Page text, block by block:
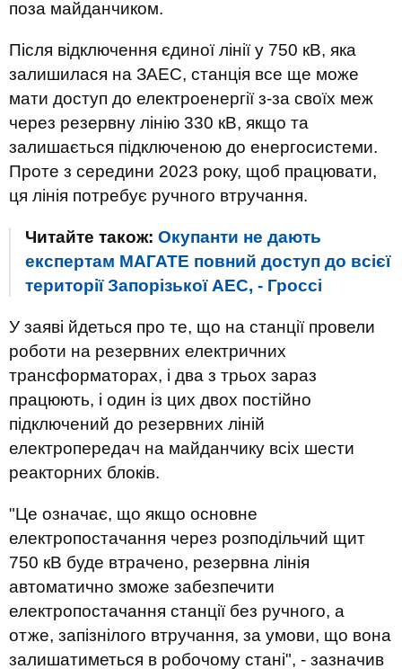
поза майданчиком.
Після відключення єдиної лінії у 750 кВ, яка
залишилася на ЗАЕС, станція все ще може
мати доступ до електроенергії з-за своїх меж
через резервну лінію 330 кВ, якщо та
залишається підключеною до енергосистеми.
Проте з середини 2023 року, щоб працювати,
ця лінія потребує ручного втручання.
Читайте також: Окупанти не дають
експертам МАГАТЕ повний доступ до всієї
території Запорізької АЕС, - Гроссі
У заяві йдеться про те, що на станції провели
роботи на резервних електричних
трансформаторах, і два з трьох зараз
працюють, і один із цих двох постійно
підключений до резервних ліній
електропередач на майданчику всіх шести
реакторних блоків.
"Це означає, що якщо основне
електропостачання через розподільчий щит
750 кВ буде втрачено, резервна лінія
автоматично зможе забезпечити
електропостачання станції без ручного, а
отже, запізнілого втручання, за умови, що вона
залишатиметься в робочому стані", - зазначив